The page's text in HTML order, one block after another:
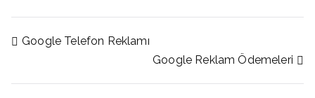
Yazı
Google Telefon Reklamı
Google Reklam Ödemeleri